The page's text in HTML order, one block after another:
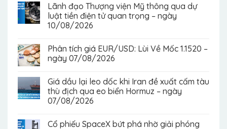
Lãnh đạo Thượng viện Mỹ thông qua dự
luật tiền điện tử quan trọng – ngày
10/08/2026
Phân tích giá EUR/USD: Lùi Về Mốc 1.1520 –
ngày 07/08/2026
Giá dầu lại leo dốc khi Iran đề xuất cấm tàu
thù địch qua eo biển Hormuz – ngày
07/08/2026
Cổ phiếu SpaceX bứt phá nhờ giải phóng